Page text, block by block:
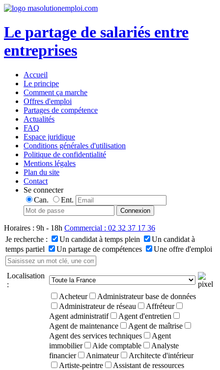
Le partage de salariés entre
entreprises
Accueil
Le principe
Comment ça marche
Offres d'emploi
Partages de compétence
Actualités
FAQ
Espace juridique
Conditions générales d'utilisation
Politique de confidentialité
Mentions légales
Plan du site
Contact
Se connecter
Can.
Ent.
Horaires : 9h - 18h Commercial : 02 32 37 17 36
Je recherche :
Un candidat à temps plein
Un candidat à
temps partiel
Un partage de compétences Une offre d'emploi
Localisation
:
Acheteur
Administrateur base de données
Administrateur de réseau
Affréteur
Agent administratif
Agent d'entretien
Agent de maintenance
Agent de maîtrise
Agent des services techniques
Agent
immobilier
Aide comptable
Analyste
financier
Animateur
Architecte d'intérieur
Artiste-peintre
Assistant de ressources